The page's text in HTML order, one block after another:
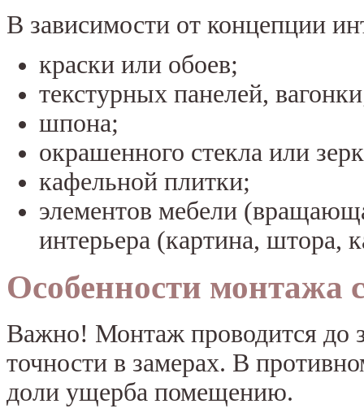
В зависимости от концепции
краски или обоев;
текстурных панелей,
шпона;
окрашенного стекла или
кафельной плитки;
элементов мебели
интерьера (картина, штора,
Особенности монтажа
Важно! Монтаж проводится до
точности в замерах. В
доли ущерба помещению.